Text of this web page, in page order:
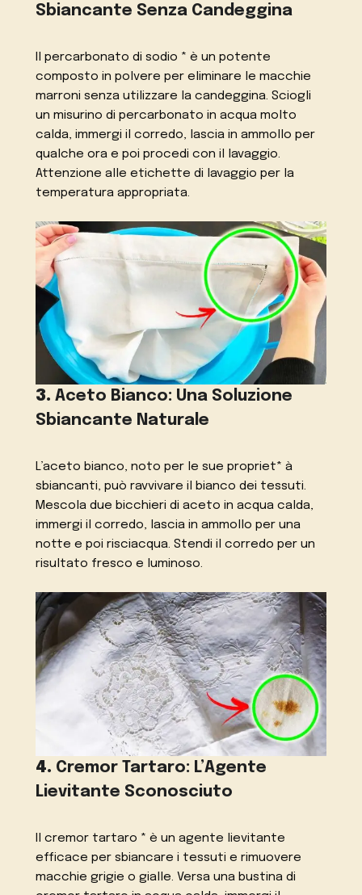
Sbiancante Senza Candeggina
Il percarbonato di sodio * è un potente
composto in polvere per eliminare le macchie
marroni senza utilizzare la candeggina. Sciogli
un misurino di percarbonato in acqua molto
calda, immergi il corredo, lascia in ammollo per
qualche ora e poi procedi con il lavaggio.
Attenzione alle etichette di lavaggio per la
temperatura appropriata.
3.Aceto Bianco: Una Soluzione
Sbiancante Naturale
L’aceto bianco, noto per le sue propriet* à
sbiancanti, può ravvivare il bianco dei tessuti.
Mescola due bicchieri di aceto in acqua calda,
immergi il corredo, lascia in ammollo per una
notte e poi risciacqua. Stendi il corredo per un
risultato fresco e luminoso.
4. Cremor Tartaro: L’Agente
Lievitante Sconosciuto
Il cremor tartaro * è un agente lievitante
efficace per sbiancare i tessuti e rimuovere
macchie grigie o gialle. Versa una bustina di